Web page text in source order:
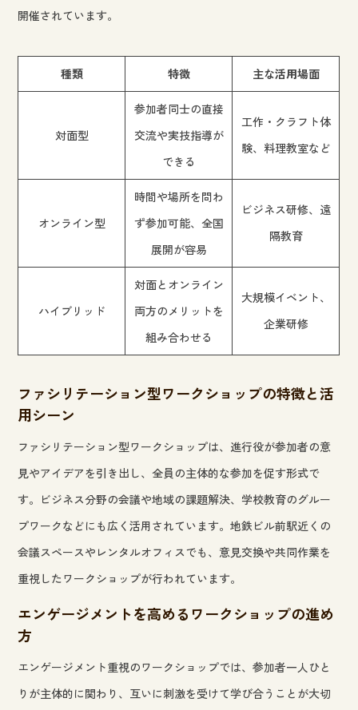
開催されています。
種類 特徴 主な活用場面
対面型
参加者同士の直接
交流や実技指導が
できる
工作・クラフト体
験、料理教室など
オンライン型
時間や場所を問わ
ず参加可能、全国
展開が容易
ビジネス研修、遠
隔教育
ハイブリッド
対面とオンライン
両方のメリットを
組み合わせる
大規模イベント、
企業研修
ファシリテーション型ワークショップの特徴と活
用シーン
ファシリテーション型ワークショップは、進行役が参加者の意
見やアイデアを引き出し、全員の主体的な参加を促す形式で
す。ビジネス分野の会議や地域の課題解決、学校教育のグルー
プワークなどにも広く活用されています。地鉄ビル前駅近くの
会議スペースやレンタルオフィスでも、意見交換や共同作業を
重視したワークショップが行われています。
エンゲージメントを高めるワークショップの進め
方
エンゲージメント重視のワークショップでは、参加者一人ひと
りが主体的に関わり、互いに刺激を受けて学び合うことが大切